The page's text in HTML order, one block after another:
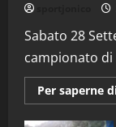
Sabato 28
campionato di
Per saperne
2